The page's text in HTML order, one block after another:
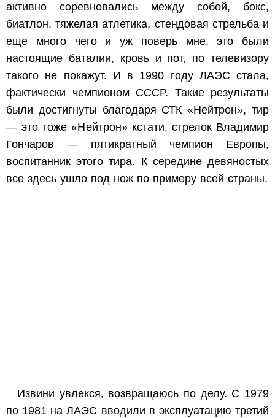
активно соревновались между собой, бокс,
биатлон, тяжелая атлетика, стендовая стрельба и
еще много чего и уж поверь мне, это были
настоящие баталии, кровь и пот, по телевизору
такого не покажут. И в 1990 году ЛАЭС стала,
фактически чемпионом СССР. Такие результаты
были достигнуты благодаря СТК «Нейтрон», тир
— это тоже «Нейтрон» кстати, стрелок Владимир
Гончаров — пятикратный чемпион Европы,
воспитанник этого тира. К середине девяностых
все здесь ушло под нож по примеру всей страны.
Извини увлекся, возвращаюсь по делу. С 1979
по 1981 на ЛАЭС вводили в эксплуатацию третий